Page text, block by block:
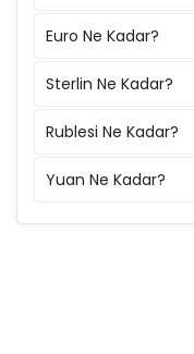
Euro Ne Kadar?
Sterlin Ne Kadar?
Rublesi Ne Kadar?
Yuan Ne Kadar?